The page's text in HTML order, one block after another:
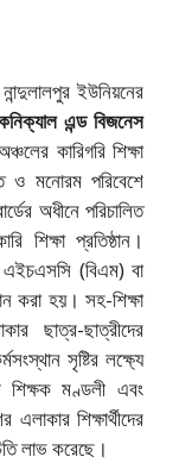
ইউনিয়নের
এন্ড বিজনেস
কারিগরি শিক্ষা
ও মনোরম পরিবেশে
অধীনে পরিচালিত
প্রতিষ্ঠান।
এইচএসসি (বিএম) বা
করা হয়। সহ-শিক্ষা
ছাত্র-ছাত্রীদের
সৃষ্টির লক্ষ্যে
শিক্ষক মণ্ডলী এবং
শিক্ষার্থীদের
লাভ করেছে।